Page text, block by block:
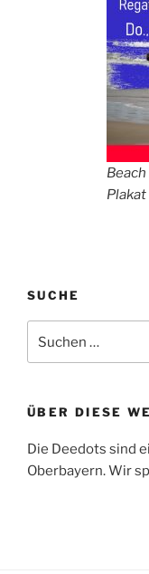
Plakat
SUCHE
nach:
ÜBER DIESE
Die Deedots sind
Oberbayern. Wir